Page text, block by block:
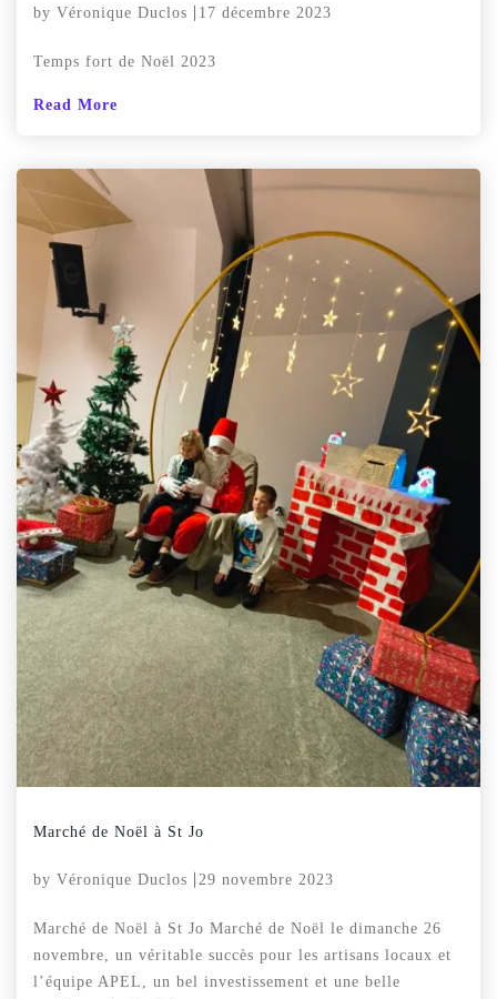
by Véronique Duclos 17 décembre 2023
Temps fort de Noël 2023
Read More
Marché de Noël à St Jo
by Véronique Duclos 29 novembre 2023
Marché de Noël à St Jo Marché de Noël le dimanche 26
novembre, un véritable succès pour les artisans locaux et
l’équipe APEL, un bel investissement et une belle